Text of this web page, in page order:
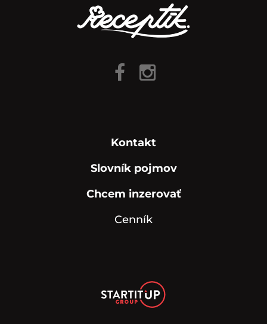
Kontakt
Slovník pojmov
Chcem inzerovať
Cenník